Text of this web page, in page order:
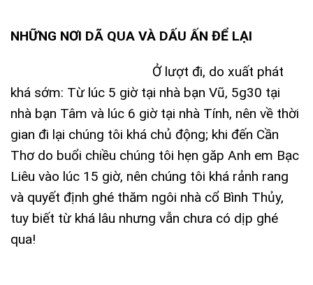
NHỮNG NƠI DÃ QUA VÀ DẤU ẤN ĐỂ LẠI
Ở lượt đi, do xuất phát
khá sớm: Từ lúc 5 giờ tại nhà bạn Vũ, 5g30 tại
nhà bạn Tâm và lúc 6 giờ tại nhà Tính, nên về thời
gian đi lại chúng tôi khá chủ động; khi đến Cần
Thơ do buổi chiều chúng tôi hẹn găp Anh em Bạc
Liêu vào lúc 15 giờ, nên chúng tôi khá rảnh rang
và quyết định ghé thăm ngôi nhà cổ Bình Thủy,
tuy biết từ khá lâu nhưng vẫn chưa có dịp ghé
qua!